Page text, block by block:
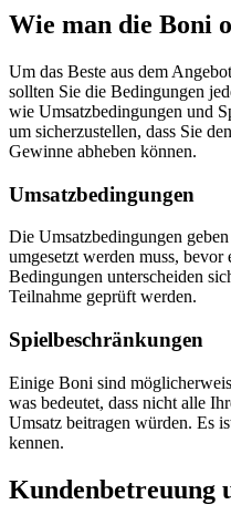
Wie man die Boni
Um das Beste aus dem
sollten Sie die Bedingungen
wie Umsatzbedingungen und
um sicherzustellen, dass Sie
Gewinne abheben können.
Umsatzbedingungen
Die Umsatzbedingungen
umgesetzt werden muss,
Bedingungen unterscheiden
Teilnahme geprüft werden.
Spielbeschränkungen
Einige Boni sind
was bedeutet, dass nicht alle
Umsatz beitragen würden. Es
kennen.
Kundenbetreuung